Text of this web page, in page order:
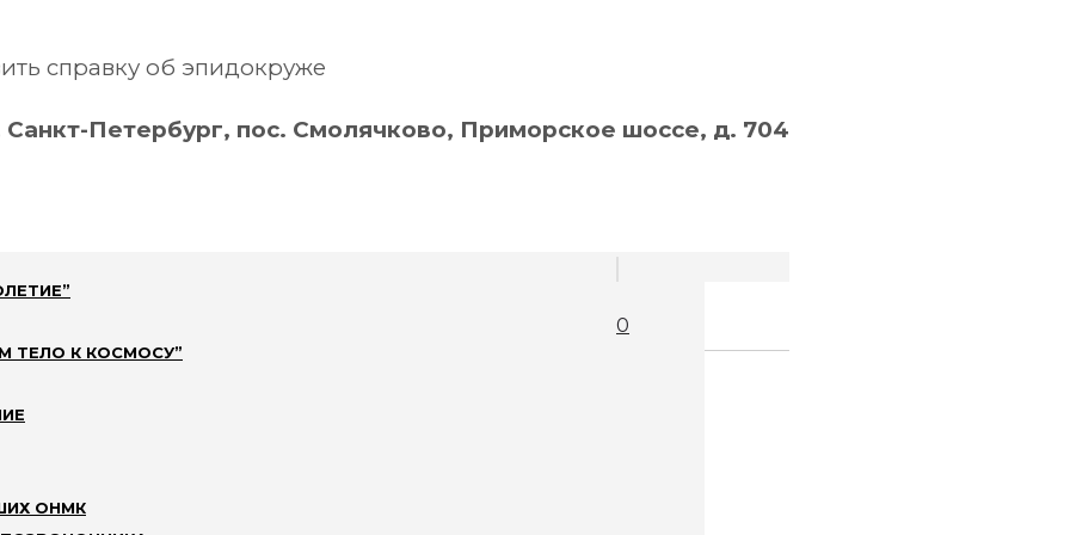
справку об эпидокруже
Санкт-Петербург, пос. Смолячково, Приморское шоссе, д. 704
0
ТЕЛО К КОСМОСУ”
ОНМК